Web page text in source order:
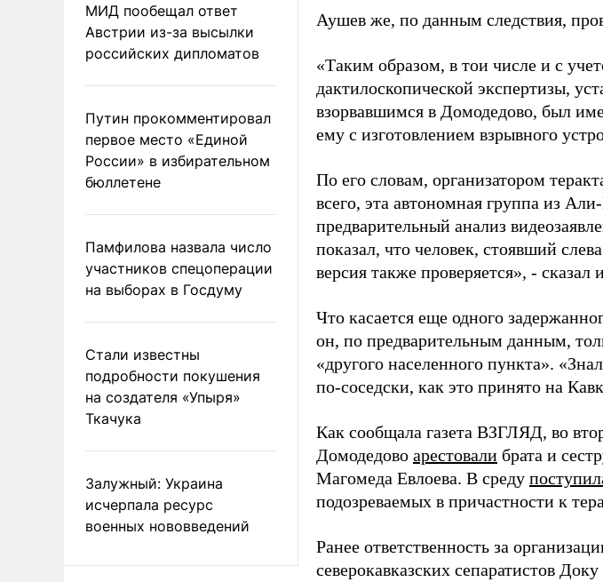
МИД пообещал ответ
Австрии из-за высылки
российских дипломатов
Путин прокомментировал
первое место «Единой
России» в избирательном
бюллетене
Памфилова назвала число
участников спецоперации
на выборах в Госдуму
Стали известны
подробности покушения
на создателя «Упыря»
Ткачука
Залужный: Украина
исчерпала ресурс
военных нововведений
Аушев же, по данным следствия,
«Таким образом, в тои числе и с
дактилоскопической экспертизы,
взорвавшимся в Домодедово, был
ему с изготовлением взрывного
По его словам, организатором
всего, эта автономная группа из
предварительный анализ
показал, что человек, стоявший
версия также проверяется», - сказал
Что касается еще одного
он, по предварительным данным,
«другого населенного пункта».
по-соседски, как это принято на
Как сообщала газета ВЗГЛЯД, во
Домодедово арестовали брата и
Магомеда Евлоева. В среду
подозреваемых в причастности к
Ранее ответственность за
северокавказских сепаратистов